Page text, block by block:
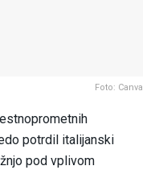
Foto: Canva
potrdil italijanski
pod vplivom